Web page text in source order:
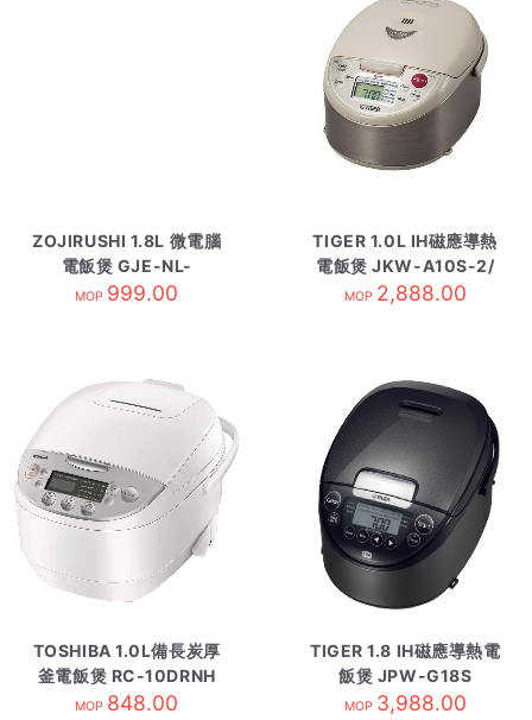
ZOJIRUSHI 1.8L 微電腦
電飯煲 GJE-NL-
EAQ18-BA黑
MOP 999.00
TIGER 1.0L IH磁應導熱
電飯煲 JKW-A10S-2/
米色
MOP 2,888.00
TOSHIBA 1.0L備長炭厚
釜電飯煲 RC-10DRNH
MOP 848.00
TIGER 1.8 IH磁應導熱電
飯煲 JPW-G18S
MOP 3,988.00